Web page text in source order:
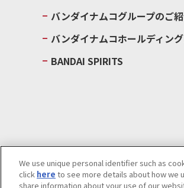
バンダイナムコグループのご
バンダイナムコホールディン
BANDAI SPIRITS
ウェブサイトご利用条件ソーシャルメディ
We use unique personal identifier such as
click here to see more details about how we
share information about your use of our